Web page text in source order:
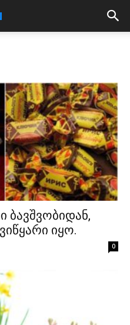
ბავშვობიდან,
იყო.
0